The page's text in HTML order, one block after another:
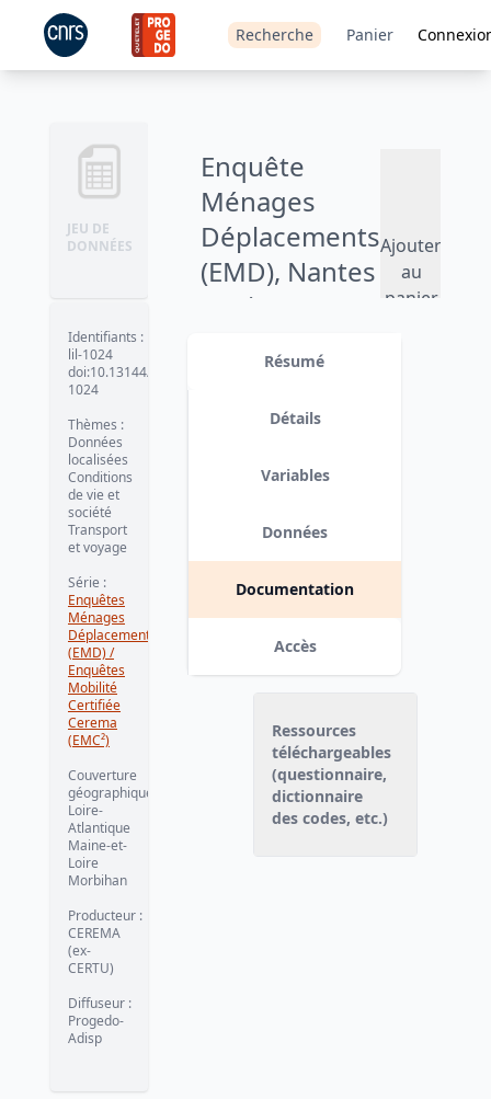
Recherche Panier
JEU DE
DONNÉES
Enquête
Ménages
Déplacements
(EMD), Nantes
/ Loire
Ajouter
au
panier
date :2016-02-22
Identifiants :
lil-1024
doi:10.13144/lil-
1024
Thèmes :
Données
localisées
Conditions
de vie et
société
Transport
et voyage
Série :
Enquêtes
Ménages
Déplacements
(EMD) /
Enquêtes
Mobilité
Certifiée
Cerema
(EMC²)
Couverture
géographique
Loire-
Atlantique
Maine-et-
Loire
Morbihan
Producteur :
CEREMA
(ex-
CERTU)
Diffuseur :
Progedo-
Adisp
Résumé
Détails
Variables
Données
Documentation
Accès
Ressources
téléchargeables
(questionnaire,
dictionnaire
des codes, etc.)